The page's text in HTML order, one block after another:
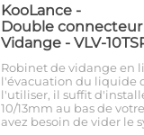
KooLance -
Double connecteur
Vidange - VLV-
Robinet de vidange en
l'évacuation du liquide
l'utiliser, il suffit
10/13mm au bas de
avez besoin de vider le